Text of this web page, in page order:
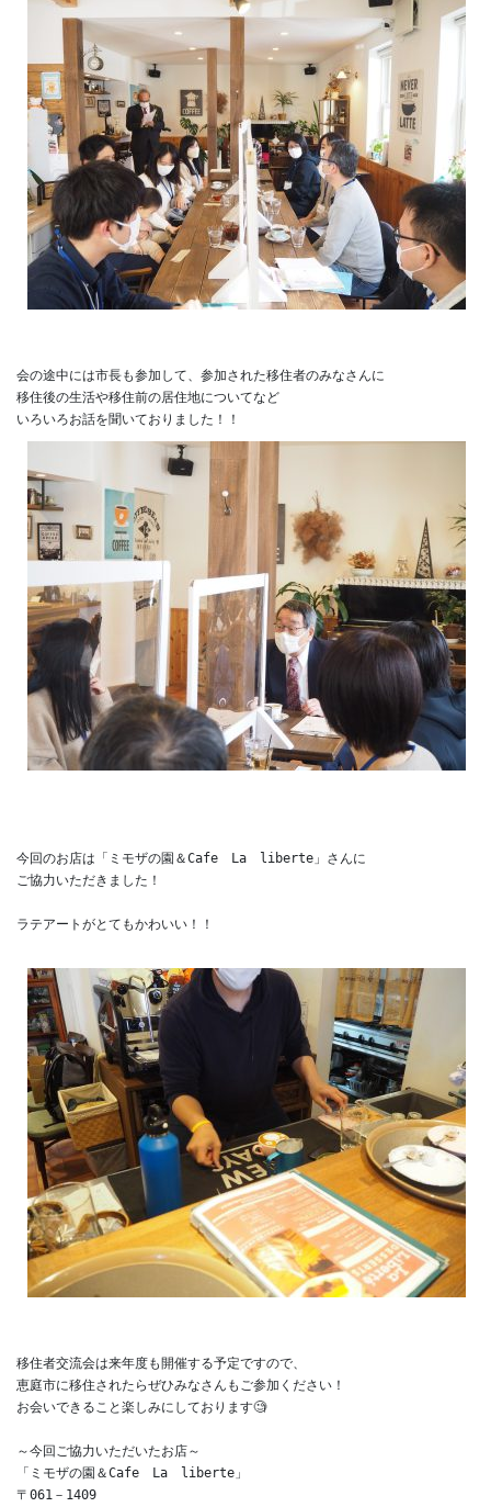
会の途中には市長も参加して、参加された移住者のみなさんに
移住後の生活や移住前の居住地についてなど
今回のお店は「ミモザの園＆Cafe　La　liberte」さんに
ご協力いただきました！
ラテアートがとてもかわいい！！
移住者交流会は来年度も開催する予定ですので、
恵庭市に移住されたらぜひみなさんもご参加ください！
お会いできること楽しみにしております🧐
～今回ご協力いただいたお店～
「ミモザの園＆Cafe　La　liberte」
〒061－1409